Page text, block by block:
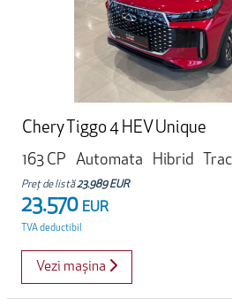
Chery Tiggo 4 HEV Unique
163 CP
Automata Hibrid
Preț de listă23.989 EUR
23.570 EUR
TVA deductibil
Vezi mașina